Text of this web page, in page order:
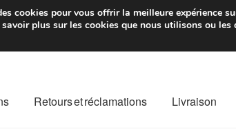
à partir de 7 EUR
Retours et réclamations Livraison
cookies pour vous offrir la meilleure expérience
savoir plus sur les cookies que nous utilisons ou les